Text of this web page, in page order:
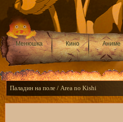
Менюшка Кино Аниме
Паладин на поле / Area no Kishi